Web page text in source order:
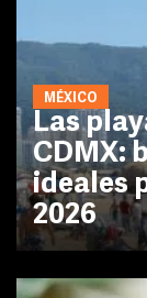
MÉXICO
Las
CDMX:
ideales
2026